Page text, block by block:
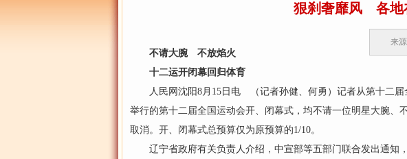
狠刹奢靡风 各地
来
不请大腕 不放焰火
十二运开闭幕回归体育
人民网沈阳8月15日电 （记者孙健、何勇）记者从第十二届
举行的第十二届全国运动会开、闭幕式，均不请一位明星大腕、
取消。开、闭幕式总预算仅为原预算的1/10。
辽宁省政府有关负责人介绍，中宣部等五部门联合发出通知